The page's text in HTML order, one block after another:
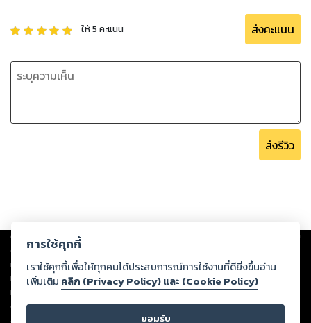
ให้5 คะแนน ส่งคะแนน
ส่งรีวิว
Copyright © 2026
ต่อผลงานหรือเนื้อหาใดที่อัปโหลดผ่านเว็บไซต์และปรากฏว่าละเมิดสิทธิใน
ทรัพย์สินทางปัญญาของบุคคลอื่นหรือขัดต่อกฎหมายและศีลธรรม ดังนั้น ผู้อ่าน
ทุกท่านโปรดใช้วิจารณญาณในการกลั่นกรองด้วยตนเอง และหากท่านพบว่าส่วน
หนึ่งส่วนใดขัดต่อกฎหมายและศีลธรรม กรุณาแจ้งมายังบริษัท เพื่อทีมงานจะได้
ดำเนินการในทันที ทั้งนี้ ทางสตอรี่ล็อกขอสงวนลิขสิทธิ์ตามพระราชบัญญัติ
ลิขสิทธิ์ พ.ศ. 2537 (ฉบับล่าสุด)
การใช้คุกกี้
เราใช้คุกกี้เพื่อให้ทุกคนได้ประสบการณ์การใช้งานที่ดียิ่งขึ้นอ่าน
เพิ่มเติม คลิก (Privacy Policy) และ (Cookie Policy)
ยอมรับ